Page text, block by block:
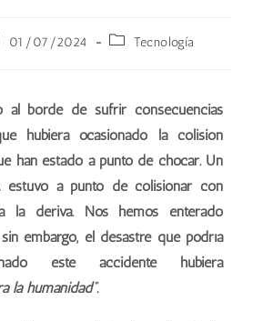
01/07/2024 Tecnología
al borde de sufrir consecuencias
hubiera ocasionado la colisión
han estado a punto de chocar. Un
estuvo a punto de colisionar con
la deriva. Nos hemos enterado
embargo, el desastre que podría
este accidente hubiera
la humanidad”.